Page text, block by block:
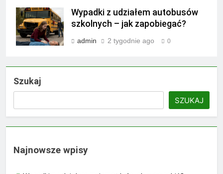
Wypadki z udziałem autobusów
szkolnych – jak zapobiegać?
admin 2 tygodnie ago 0
Szukaj
SZUKAJ
Najnowsze wpisy